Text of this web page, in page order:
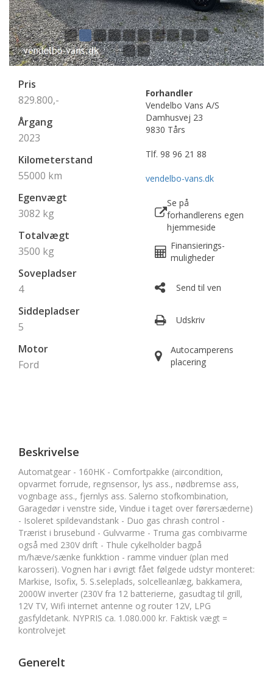
Pris
829.800,-
Årgang
2023
Kilometerstand
55000 km
Egenvægt
3082 kg
Totalvægt
3500 kg
Sovepladser
4
Siddepladser
5
Motor
Ford
Forhandler
Vendelbo Vans A/S
Damhusvej 23
9830 Tårs
Tlf. 98 96 21 88
vendelbo-vans.dk
Se på
forhandlerens egen
hjemmeside
Finansierings-
muligheder
Send til ven
Udskriv
Autocamperens
placering
Beskrivelse
Automatgear - 160HK - Comfortpakke (aircondition,
opvarmet forrude, regnsensor, lys ass., nødbremse ass,
vognbage ass., fjernlys ass. Salerno stofkombination,
Garagedør i venstre side, Vindue i taget over førersæderne)
- Isoleret spildevandstank - Duo gas chrash control -
Trærist i brusebund - Gulvvarme - Truma gas combivarme
også med 230V drift - Thule cykelholder bagpå
m/hæve/sænke funkktion - ramme vinduer (plan med
karosseri). Vognen har i øvrigt fået følgede udstyr monteret:
Markise, Isofix, 5. S.seleplads, solcelleanlæg, bakkamera,
2000W inverter (230V fra 12 batterierne, gasudtag til grill,
12V TV, Wifi internet antenne og router 12V, LPG
gasfyldetank. NYPRIS ca. 1.080.000 kr. Faktisk vægt =
kontrolvejet
Generelt